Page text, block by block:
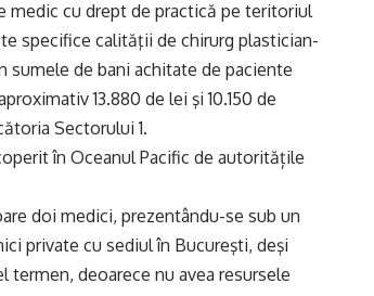
medic cu drept de practică pe teritoriul
specifice calităţii de chirurg plastician-
de bani achitate de paciente
13.880 de lei şi 10.150 de
Sectorului 1.
în Oceanul Pacific de autoritățile
doi medici, prezentându-se sub un
private cu sediul în Bucureşti, deşi
termen, deoarece nu avea resursele